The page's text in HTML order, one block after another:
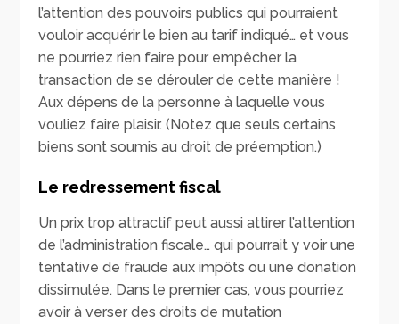
l’attention des pouvoirs publics qui pourraient
vouloir acquérir le bien au tarif indiqué… et vous
ne pourriez rien faire pour empêcher la
transaction de se dérouler de cette manière !
Aux dépens de la personne à laquelle vous
vouliez faire plaisir. (Notez que seuls certains
biens sont soumis au droit de préemption.)
Le redressement fiscal
Un prix trop attractif peut aussi attirer l’attention
de l’administration fiscale… qui pourrait y voir une
tentative de fraude aux impôts ou une donation
dissimulée. Dans le premier cas, vous pourriez
avoir à verser des droits de mutation